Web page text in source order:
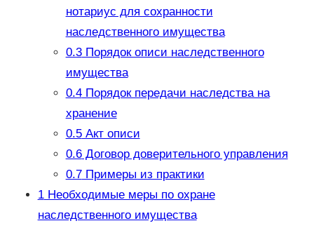
нотариус для сохранности
наследственного имущества
0.3Порядок описи наследственного
имущества
0.4Порядок передачи наследства на
хранение
0.5Акт описи
0.6Договор доверительного управления
0.7Примеры из практики
1Необходимые меры по охране
наследственного имущества